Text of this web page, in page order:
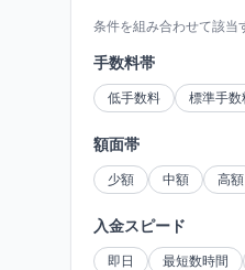
条件を組み合わせて該当
手数料帯
低手数料 標準手数
額面帯
少額 中額 高額
入金スピード
即日 最短数時間